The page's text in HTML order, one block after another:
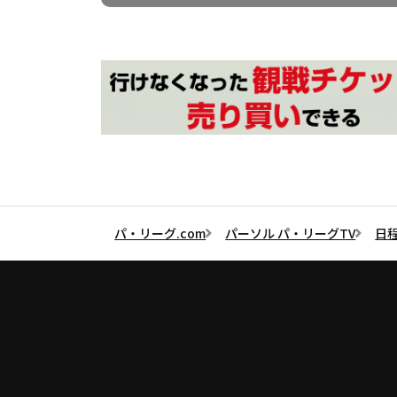
パ・リーグ.com パーソル パ・リーグTV 日